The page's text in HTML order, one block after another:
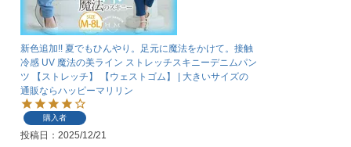
新色追加!! 夏でもひんやり。足元に魔法をかけて。接触
冷感 UV 魔法の美ライン ストレッチスキニーデニムパン
ツ 【ストレッチ】 【ウェストゴム】 | 大きいサイズの
通販ならハッピーマリリン
購入者
投稿日 2025/12/21